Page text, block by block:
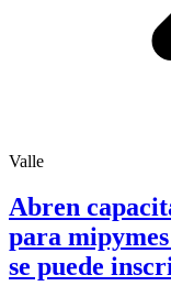
Valle
Abren
para
se puede